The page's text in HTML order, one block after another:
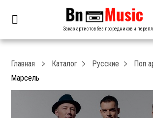
Заказ артистов без посредников и
Главная Каталог Русские
Поп
Марсель